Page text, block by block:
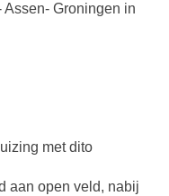
Assen- Groningen in
met dito
aan open veld, nabij